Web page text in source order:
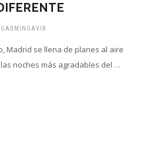
Madrid se llena de planes al aire
noches más agradables del …